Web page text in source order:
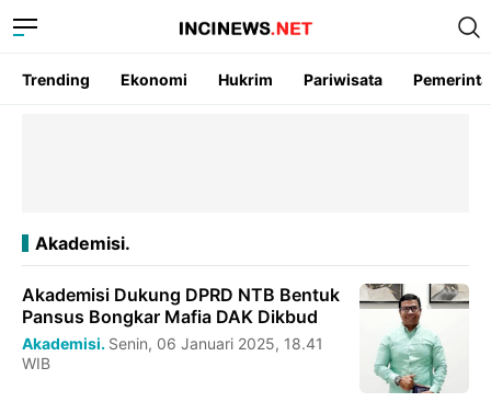
Trending Ekonomi Hukrim Pariwisata
Akademisi.
Akademisi Dukung DPRD NTB Bentuk
Pansus Bongkar Mafia DAK Dikbud
Akademisi. Senin, 06 Januari 2025, 18.41
WIB